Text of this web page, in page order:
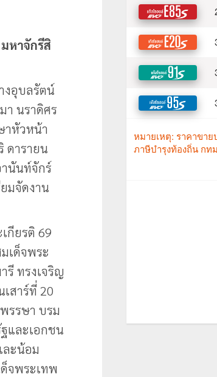
หาจักรีสิ
งอุบลรัตน์
า นราดิศร
าหัวหน้า
ดารายน
นันท์จักร์
มจัดงาน
กียรติ 69
เด็จพระ
รี ทรงเจริญ
สาร์ที่ 20
รรษา บรม
และเอกชน
ะน้อม
จพระเทพ